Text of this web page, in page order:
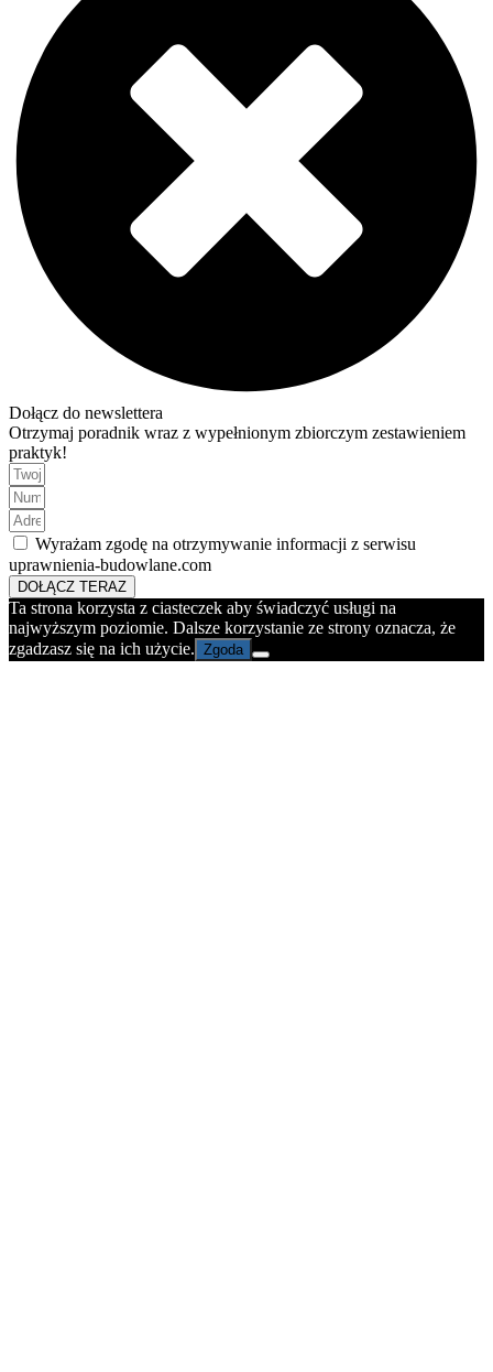
Dołącz do newslettera
Otrzymaj poradnik wraz z wypełnionym zbiorczym zestawieniem
praktyk!
Wyrażam zgodę na otrzymywanie informacji z serwisu
uprawnienia-budowlane.com
DOŁĄCZ TERAZ
Ta strona korzysta z ciasteczek aby świadczyć usługi na
najwyższym poziomie. Dalsze korzystanie ze strony oznacza, że
zgadzasz się na ich użycie. Zgoda